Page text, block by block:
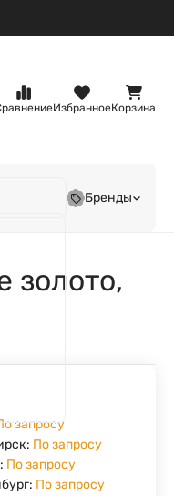
ИзбранноеКорзина
Бренды
золото,
запросу
По запросу
По запросу
По запросу